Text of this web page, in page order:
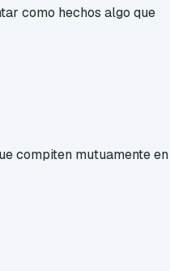
como hechos algo que
compiten mutuamente en